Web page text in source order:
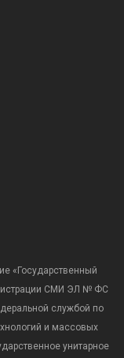
«Государственный
СМИ ЭЛ № ФС
службой по
и массовых
унитарное